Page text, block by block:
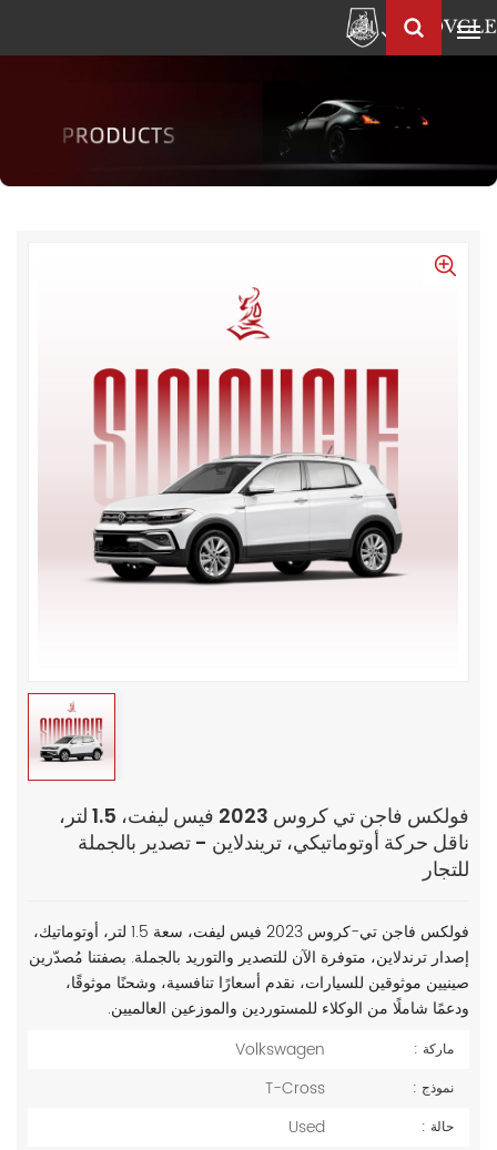
العربية
English
Pусский العربية
فولكس فاجن تي كروس 2023 فيس ليفت، 1.5 لتر،
ناقل حركة أوتوماتيكي، تريندلاين - تصدير بالجملة
للتجار
فولكس فاجن تي-كروس 2023 فيس ليفت، سعة 1.5 لتر، أوتوماتيك،
إصدار ترندلاين، متوفرة الآن للتصدير والتوريد بالجملة. بصفتنا مُصدّرين
صينيين موثوقين للسيارات، نقدم أسعارًا تنافسية، وشحنًا موثوقًا،
ودعمًا شاملًا من الوكلاء للمستوردين والموزعين العالميين.
ماركة : Volkswagen
نموذج : T-Cross
حالة : Used